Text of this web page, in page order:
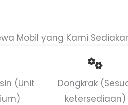
Mobil yang Kami
(Unit
Dongkrak
ketersediaan)